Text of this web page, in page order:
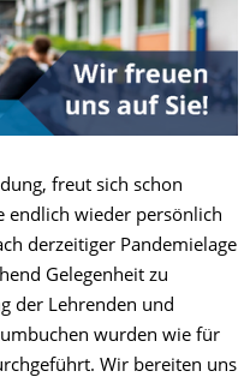
freut sich schon
endlich wieder persönlich
derzeitiger Pandemielage
Gelegenheit zu
der Lehrenden und
wurden wie für
Wir bereiten uns